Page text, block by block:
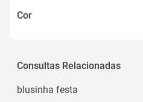
Inf 2
Ver todos
Cor
Preto
Consultas Relacionadas
blusinha festa